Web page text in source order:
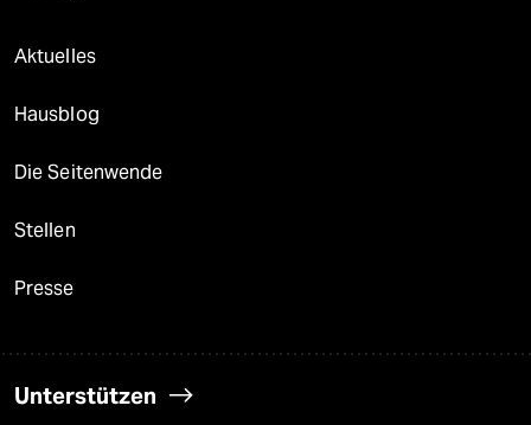
Aktuelles
Hausblog
Die Seitenwende
Stellen
Presse
Unterstützen